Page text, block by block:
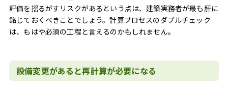
評価を揺るがすリスクがあるという点は、建築実務者が最も肝に
銘じておくべきことでしょう。計算プロセスのダブルチェック
は、もはや必須の工程と言えるのかもしれません。
設備変更があると再計算が必要になる